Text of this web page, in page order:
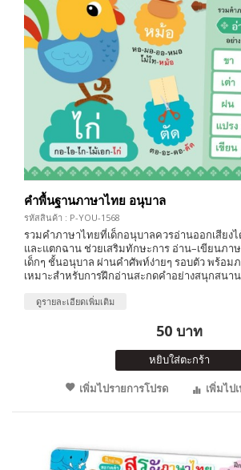
คำพื้นฐานภาษาไทย อนุบาล
รหัสสินค้า : P-YOU-1568
รวมคำภาษาไทยที่เด็กอนุบาลควรอ่านออกเสียง
และแตกฉาน ช่วยเสริมทักษะการ อ่าน–เขียนภา
เด็กๆ ชั้นอนุบาล ผ่านคำศัพท์ง่ายๆ รอบตัว พร้อม
เหมาะสำหรับการฝึกอ่านสะกดคำอย่างสนุกสนาน
ดูรายละเอียดเพิ่มเติม
50 บาท
หยิบใส่ตะกร้า
เพิ่มไปรายการโปรด
เพิ่มไป